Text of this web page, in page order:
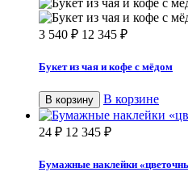
3 540 ₽ 12 345 ₽
Букет из чая и кофе с мёдом
В корзину В корзине
24 ₽ 12 345 ₽
Бумажные наклейки